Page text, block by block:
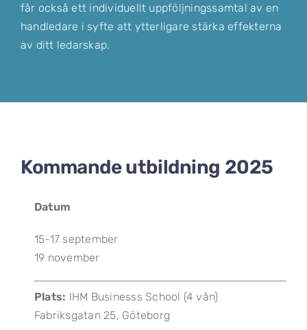
får också ett individuellt uppföljningssamtal av en
handledare i syfte att ytterligare stärka effekterna
av ditt ledarskap.
Kommande utbildning 2025
Datum
15-17 september
19 november
Plats: IHM Businesss School (4 vån)
Fabriksgatan 25, Göteborg